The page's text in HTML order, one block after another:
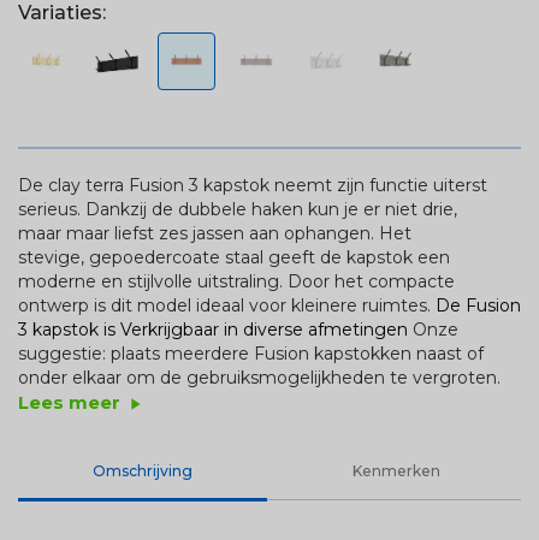
Variaties:
De clay terra Fusion 3 kapstok neemt zijn functie uiterst
serieus. Dankzij de dubbele haken kun je er niet drie,
maar maar liefst zes jassen aan ophangen. Het
stevige, gepoedercoate staal geeft de kapstok een
moderne en stijlvolle uitstraling. Door het compacte
ontwerp is dit model ideaal voor kleinere ruimtes. De Fusion
3 kapstok is Verkrijgbaar in diverse afmetingen Onze
suggestie: plaats meerdere Fusion kapstokken naast of
onder elkaar om de gebruiksmogelijkheden te vergroten.
Lees meer play_arrow
Omschrijving Kenmerken